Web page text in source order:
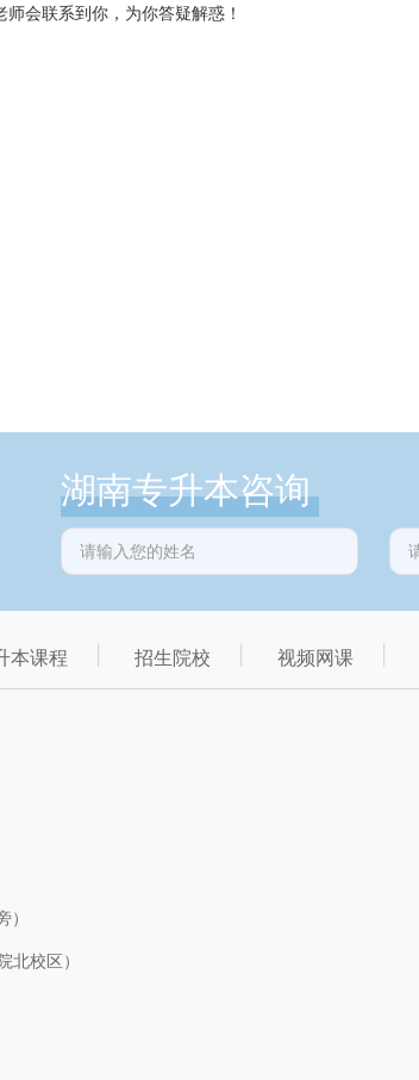
会联系到你，为你答疑解惑！
湖南专升本咨询
本课程 招生院校 视频网课
校区）